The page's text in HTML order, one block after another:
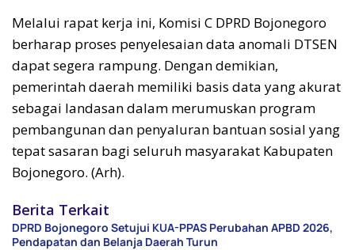
Melalui rapat kerja ini, Komisi C DPRD Bojonegoro
berharap proses penyelesaian data anomali DTSEN
dapat segera rampung. Dengan demikian,
pemerintah daerah memiliki basis data yang akurat
sebagai landasan dalam merumuskan program
pembangunan dan penyaluran bantuan sosial yang
tepat sasaran bagi seluruh masyarakat Kabupaten
Bojonegoro. (Arh).
Berita Terkait
DPRD Bojonegoro Setujui KUA-PPAS Perubahan APBD 2026,
Pendapatan dan Belanja Daerah Turun